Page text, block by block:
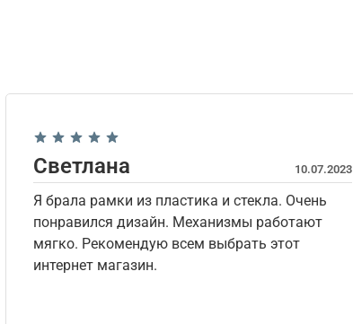
Светлана 10.07.2023
Я брала рамки из пластика и стекла. Очень
понравился дизайн. Механизмы работают
мягко. Рекомендую всем выбрать этот
интернет магазин.